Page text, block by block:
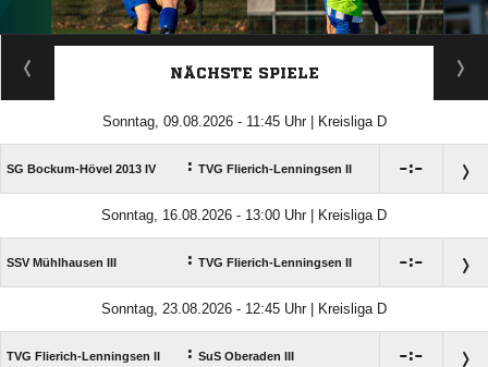
ANZEIGE
NÄCHSTE SPIELE
Sonntag, 09.08.2026 - 11:45 Uhr | Kreisliga D
SG Bockum-Hövel 2013 IV : TVG Flierich-Lenningsen II :
Sonntag, 16.08.2026 - 13:00 Uhr | Kreisliga D
SSV Mühlhausen III : TVG Flierich-Lenningsen II :
Sonntag, 23.08.2026 - 12:45 Uhr | Kreisliga D
TVG Flierich-Lenningsen II : SuS Oberaden III :